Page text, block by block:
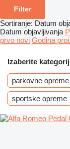
Filter
Sortiranje: Datum
Datum objavljivanja
prvo novi Godina
Izaberite
parkovne opreme
sportske opreme